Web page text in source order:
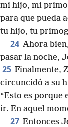
mi hijo, mi
para que pueda
tu hijo, tu
24 Ahora
pasar la noche,
25 Finalmente,
circuncidó a su
“Esto es porque
ir. En aquel
27 Entonces